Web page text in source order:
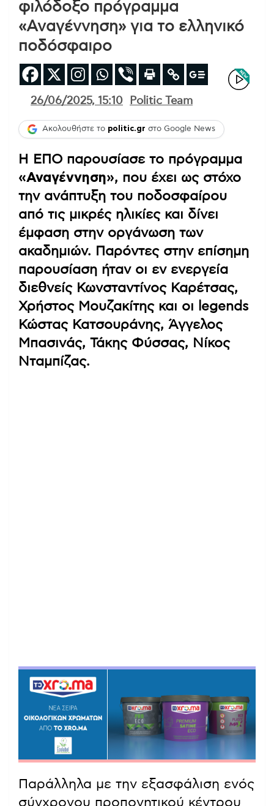
φιλόδοξο πρόγραμμα
«Αναγέννηση» για το ελληνικό
ποδόσφαιρο
26/06/2025, 15:10 Politic Team
Ακολουθήστε το politic.gr στο Google News
Η ΕΠΟ παρουσίασε το πρόγραμμα
«Αναγέννηση», που έχει ως στόχο
την ανάπτυξη του ποδοσφαίρου
από τις μικρές ηλικίες και δίνει
έμφαση στην οργάνωση των
ακαδημιών. Παρόντες στην επίσημη
παρουσίαση ήταν οι εν ενεργεία
διεθνείς Κωνσταντίνος Καρέτσας,
Χρήστος Μουζακίτης και οι legends
Κώστας Κατσουράνης, Άγγελος
Μπασινάς, Τάκης Φύσσας, Νίκος
Νταμπίζας.
Παράλληλα με την εξασφάλιση ενός
σύγχρονου προπονητικού κέντρου